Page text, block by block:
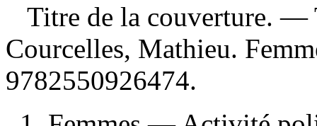
Titre de la couverture. —
Courcelles, Mathieu.
9782550926474.